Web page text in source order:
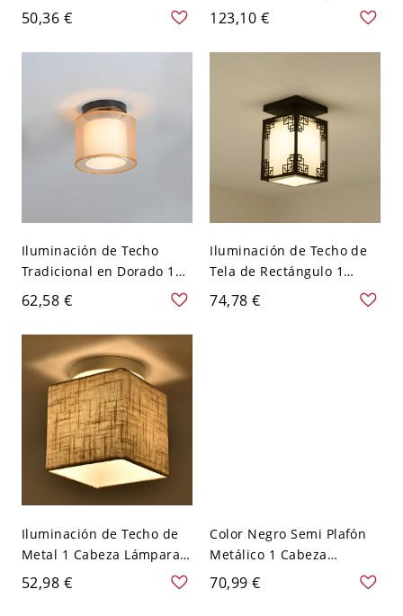
Luminaria de Techo para
Habitación - Verde 110 A
120 V Sin flecos Redondo
50,36 €
Plafón de Tela para Sala -
Negro 110 A 120 V 1
123,10 €
Iluminación de Techo
Tradicional en Dorado 1
Cabeza Semi Plafón de
Tela para Corredor -
Dorado 110 A 120 V
Redondo
62,58 €
Iluminación de Techo de
Tela de Rectángulo 1
Cabeza Semi Plafón
Tradicional para Corredor
74,78 €
Iluminación de Techo de
Metal 1 Cabeza Lámpara
de Techo Semi Empotrada
Moderna de Rectángulo -
52,98 €
Color Negro Semi Plafón
Metálico 1 Cabeza
Lámpara de Techo
Asiática para Comedor -
70,99 €